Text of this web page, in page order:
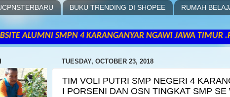
BUKU TRENDING DI SHOPEE RUMAH
ALUMNI SMPN 4 KARANGANYAR NGAWI JAWA
TUESDAY, OCTOBER 23, 2018
TIM VOLI PUTRI SMP NEGERI 4
I PORSENI DAN OSN TINGKAT SMP SE